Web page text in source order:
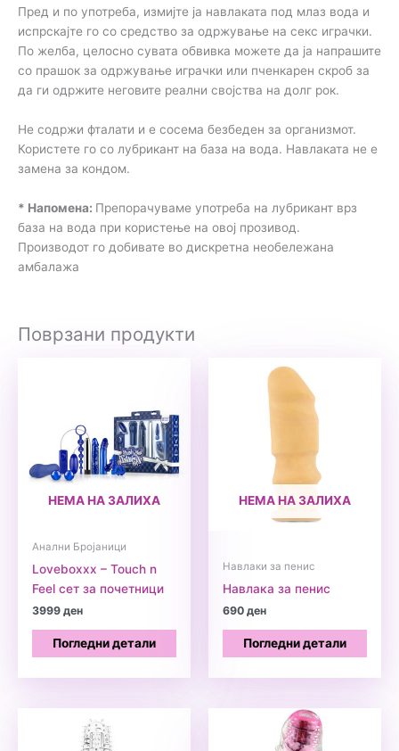
Пред и по употреба, измијте ја навлаката под млаз вода и
испрскајте го со средство за одржување на секс играчки.
По желба, целосно сувата обвивка можете да ја напрашите
со прашок за одржување играчки или пченкарен скроб за
да ги одржите неговите реални својства на долг рок.
Не содржи фталати и е сосема безбеден за организмот.
Користете го со лубрикант на база на вода. Навлаката не е
замена за кондом.
* Напомена: Препорачуваме употреба на лубрикант врз
база на вода при користење на овој прозивод.
Производот го добивате во дискретна необележана
амбалажа
Поврзани продукти
НЕМА НА ЗАЛИХА
Анални Бројаници
Loveboxxx – Touch n
Feel сет за почетници
3999ден
Погледни детали
НЕМА НА ЗАЛИХА
Навлаки за пенис
Навлака за пенис
690ден
Погледни детали